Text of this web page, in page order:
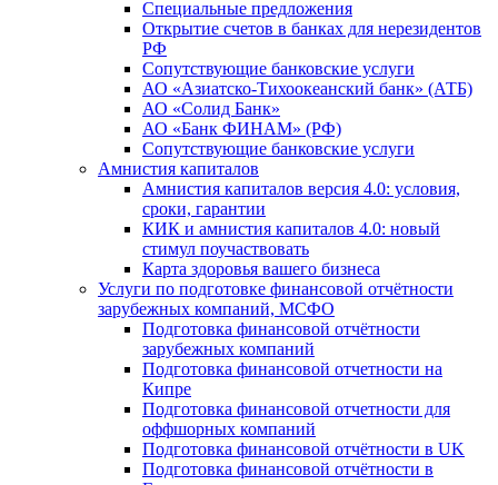
Специальные предложения
Открытие счетов в банках для нерезидентов
РФ
Сопутствующие банковские услуги
АО «Азиатско-Тихоокеанский банк» (АТБ)
АО «Солид Банк»
АО «Банк ФИНАМ» (РФ)
Сопутствующие банковские услуги
Амнистия капиталов
Амнистия капиталов версия 4.0: условия,
сроки, гарантии
КИК и амнистия капиталов 4.0: новый
стимул поучаствовать
Карта здоровья вашего бизнеса
Услуги по подготовке финансовой отчётности
зарубежных компаний, МСФО
Подготовка финансовой отчётности
зарубежных компаний
Подготовка финансовой отчетности на
Кипре
Подготовка финансовой отчетности для
оффшорных компаний
Подготовка финансовой отчётности в UK
Подготовка финансовой отчётности в